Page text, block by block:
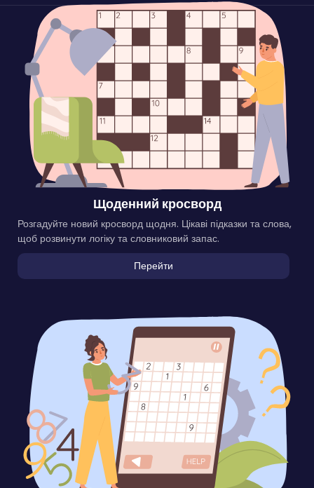
Щоденний кросворд
Розгадуйте новий кросворд щодня. Цікаві підказки та слова,
щоб розвинути логіку та словниковий запас.
Перейти